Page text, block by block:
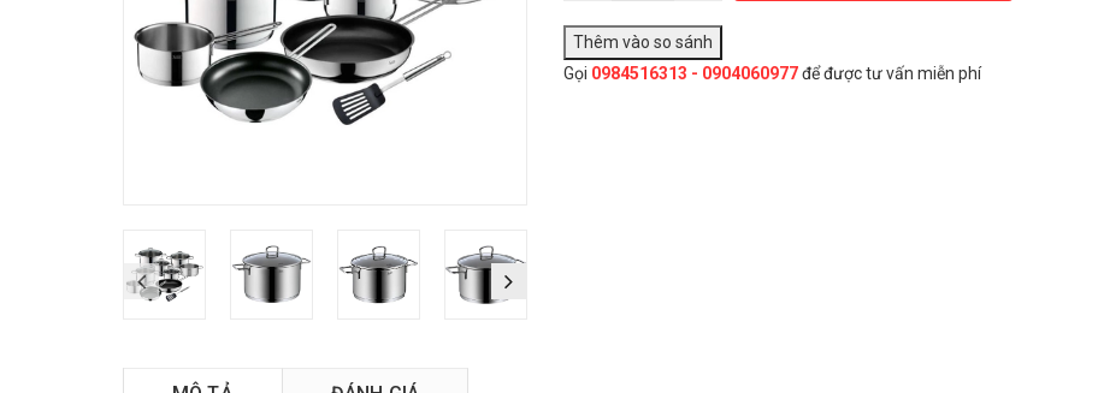
Gọi 0984516313 - 0904060977để được tư vấn miễn phí